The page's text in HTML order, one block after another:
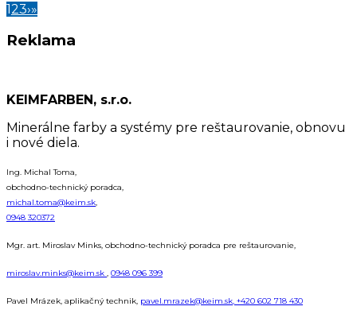
123›»
Reklama
KEIMFARBEN, s.r.o.
Minerálne farby a systémy pre reštaurovanie, obnovu
i nové diela.
Ing. Michal Toma,
obchodno-technický poradca,
michal.toma@keim.sk,
0948 320372
Mgr. art. Miroslav Minks, obchodno-technický poradca pre reštaurovanie,
miroslav.minks@keim.sk , 0948 096 399
Pavel Mrázek, aplikačný technik, pavel.mrazek@keim.sk, +420 602 718 430